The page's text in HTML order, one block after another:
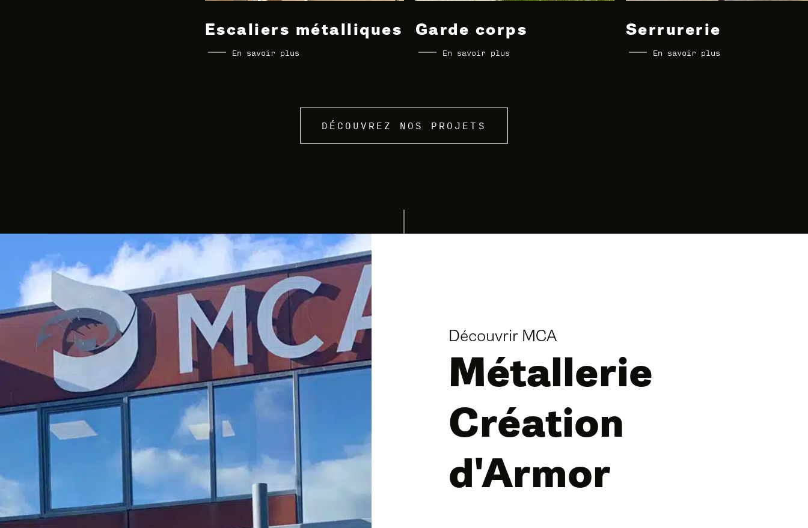
Escaliers métalliques
En savoir plus
Garde corps
En savoir plus
Serrurerie
En savoir plus
DÉCOUVREZ NOS PROJETS
Découvrir MCA
Métallerie
Création
d'Armor